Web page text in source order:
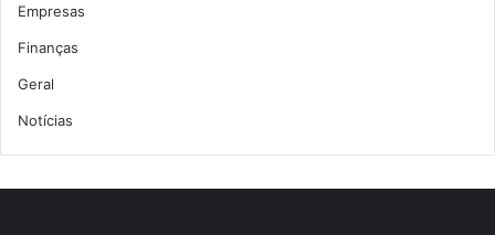
Empresas
Finanças
Geral
Notícias